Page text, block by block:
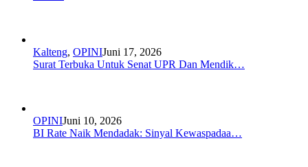
Kalteng, OPINIJuni 17, 2026
Surat Terbuka Untuk Senat UPR Dan Mendik…
OPINIJuni 10, 2026
BI Rate Naik Mendadak: Sinyal Kewaspadaa…